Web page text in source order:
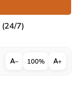
(24/7)
− 100% +